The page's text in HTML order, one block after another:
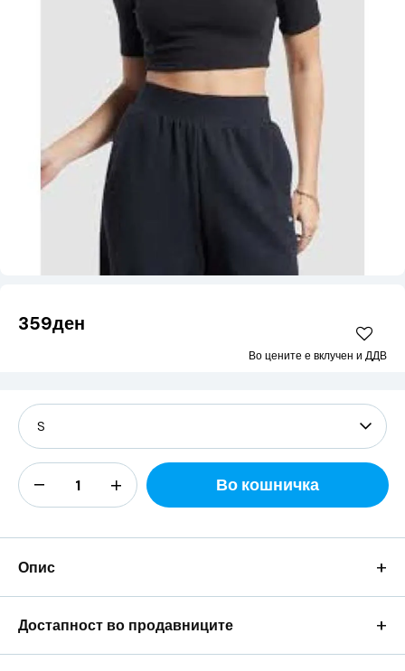
359ден
Во цените е вклучен и ДДВ
Во кошничка
Опис +
Достапност во продавниците +